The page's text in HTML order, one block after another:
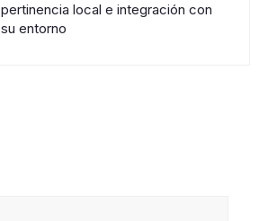
pertinencia local e integración con
su entorno